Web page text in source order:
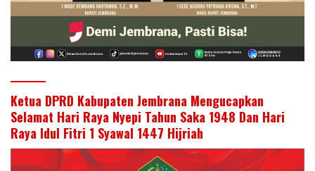
Ketua DPRD Kabupaten Jembrana Mengucapkan
Selamat Hari Raya Nyepi Tahun Saka 1948 Dan Hari
Raya Idul Fitri 1 Syawal 1447 Hijriah